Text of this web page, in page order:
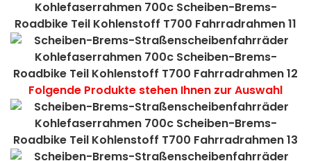
Folgende Produkte stehen Ihnen zur Auswahl